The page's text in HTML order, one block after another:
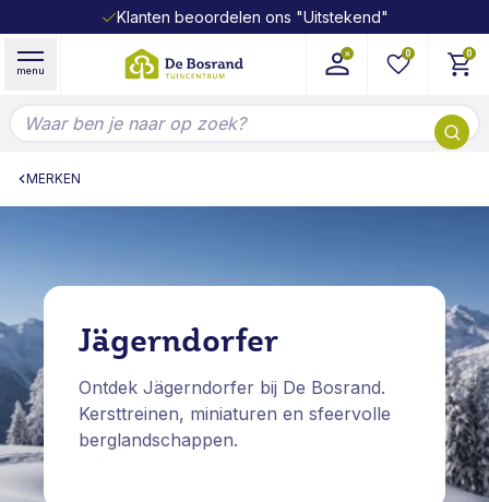
Klanten beoordelen ons "Uitstekend"
Ga naar de inhoud
menu
Doorzoek de hele winkel
0 0
MERKEN
Jägerndorfer
Ontdek Jägerndorfer bij De Bosrand.
Kersttreinen, miniaturen en sfeervolle
berglandschappen.